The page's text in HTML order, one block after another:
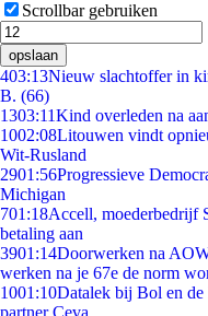
Scrollbar gebruiken
opslaan
403:13Nieuw slachtoffer in
B. (66)
1303:11Kind overleden na
1002:08Litouwen vindt
Wit-Rusland
2901:56Progressieve
Michigan
701:18Accell, moederbedrijf
betaling aan
3901:14Doorwerken na
werken na je 67e de norm
1001:10Datalek bij Bol en
partner Ceva